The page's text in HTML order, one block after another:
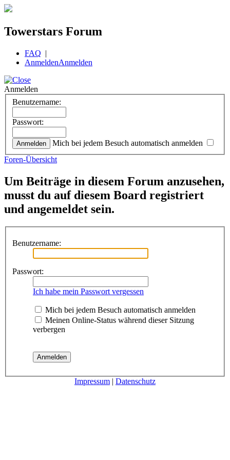
Towerstars Forum
FAQ |
AnmeldenAnmelden
Anmelden
Benutzername:
Passwort:
Mich bei jedem Besuch automatisch anmelden
Foren-Übersicht
Um Beiträge in diesem Forum anzusehen,
musst du auf diesem Board registriert
und angemeldet sein.
Benutzername:
Passwort:
Ich habe mein Passwort vergessen
Mich bei jedem Besuch automatisch anmelden
Meinen Online-Status während dieser Sitzung
verbergen
Impressum | Datenschutz